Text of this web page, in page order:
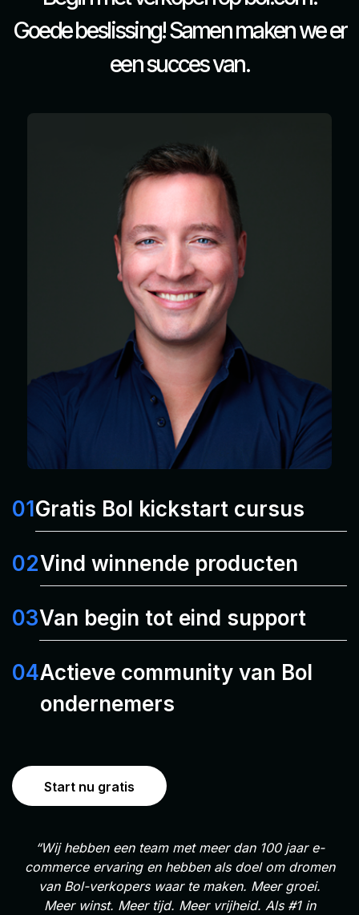
Goede beslissing!Samen maken we er
een succes van.
01Gratis Bol kickstart cursus
02Vind winnende producten
03Van begin tot eind support
04Actieve community van Bol
ondernemers
Start nu gratis
“Wij hebben een team met meer dan 100 jaar e-
commerce ervaring en hebben als doel om dromen
van Bol-verkopers waar te maken. Meer groei.
Meer winst. Meer tijd. Meer vrijheid. Als #1 in